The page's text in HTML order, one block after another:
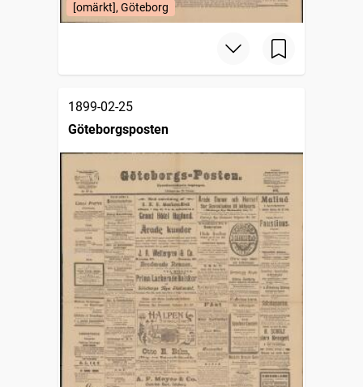
[omärkt], Göteborg
1899-02-25
Göteborgsposten